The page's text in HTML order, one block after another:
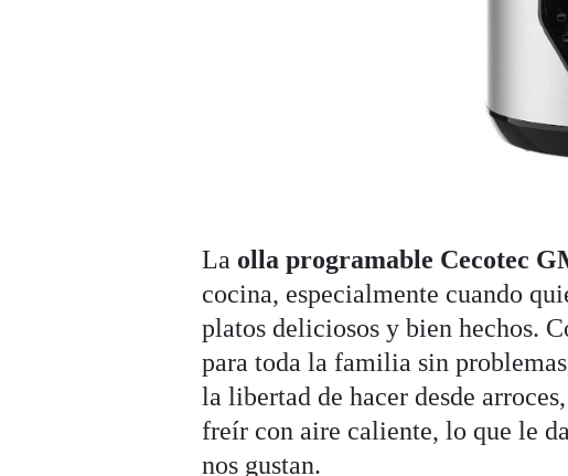
La olla programable Cecotec
cocina, especialmente cuando
platos deliciosos y bien hechos.
para toda la familia sin
la libertad de hacer desde
freír con aire caliente, lo que le
nos gustan.